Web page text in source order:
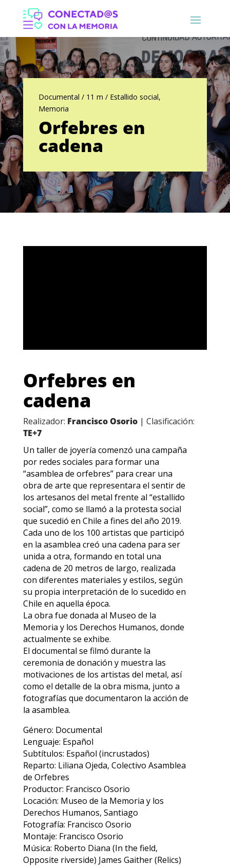
Documental / 11 m / Estallido social,
Memoria
Orfebres en
cadena
Orfebres en
cadena
Realizador: Francisco Osorio| Clasificación:
TE+7
Un taller de joyería comenzó una campaña
por redes sociales para formar una
“asamblea de orfebres” para crear una
obra de arte que representara el sentir de
los artesanos del metal frente al “estallido
social”, como se llamó a la protesta social
que sucedió en Chile a fines del año 2019.
Cada uno de los 100 artistas que participó
en la asamblea creó una cadena para ser
unida a otra, formando en total una
cadena de 20 metros de largo, realizada
con diferentes materiales y estilos, según
su propia interpretación de lo sucedido en
Chile en aquella época.
La obra fue donada al Museo de la
Memoria y los Derechos Humanos, donde
actualmente se exhibe.
El documental se filmó durante la
ceremonia de donación y muestra las
motivaciones de los artistas del metal, así
como el detalle de la obra misma, junto a
fotografías que documentaron la acción de
la asamblea.
Género: Documental
Lenguaje: Español
Subtítulos: Español (incrustados)
Reparto: Liliana Ojeda, Colectivo Asamblea
de Orfebres
Productor: Francisco Osorio
Locación: Museo de la Memoria y los
Derechos Humanos, Santiago
Fotografía: Francisco Osorio
Montaje: Francisco Osorio
Música: Roberto Diana (In the field,
Opposite riverside) James Gaither (Relics)